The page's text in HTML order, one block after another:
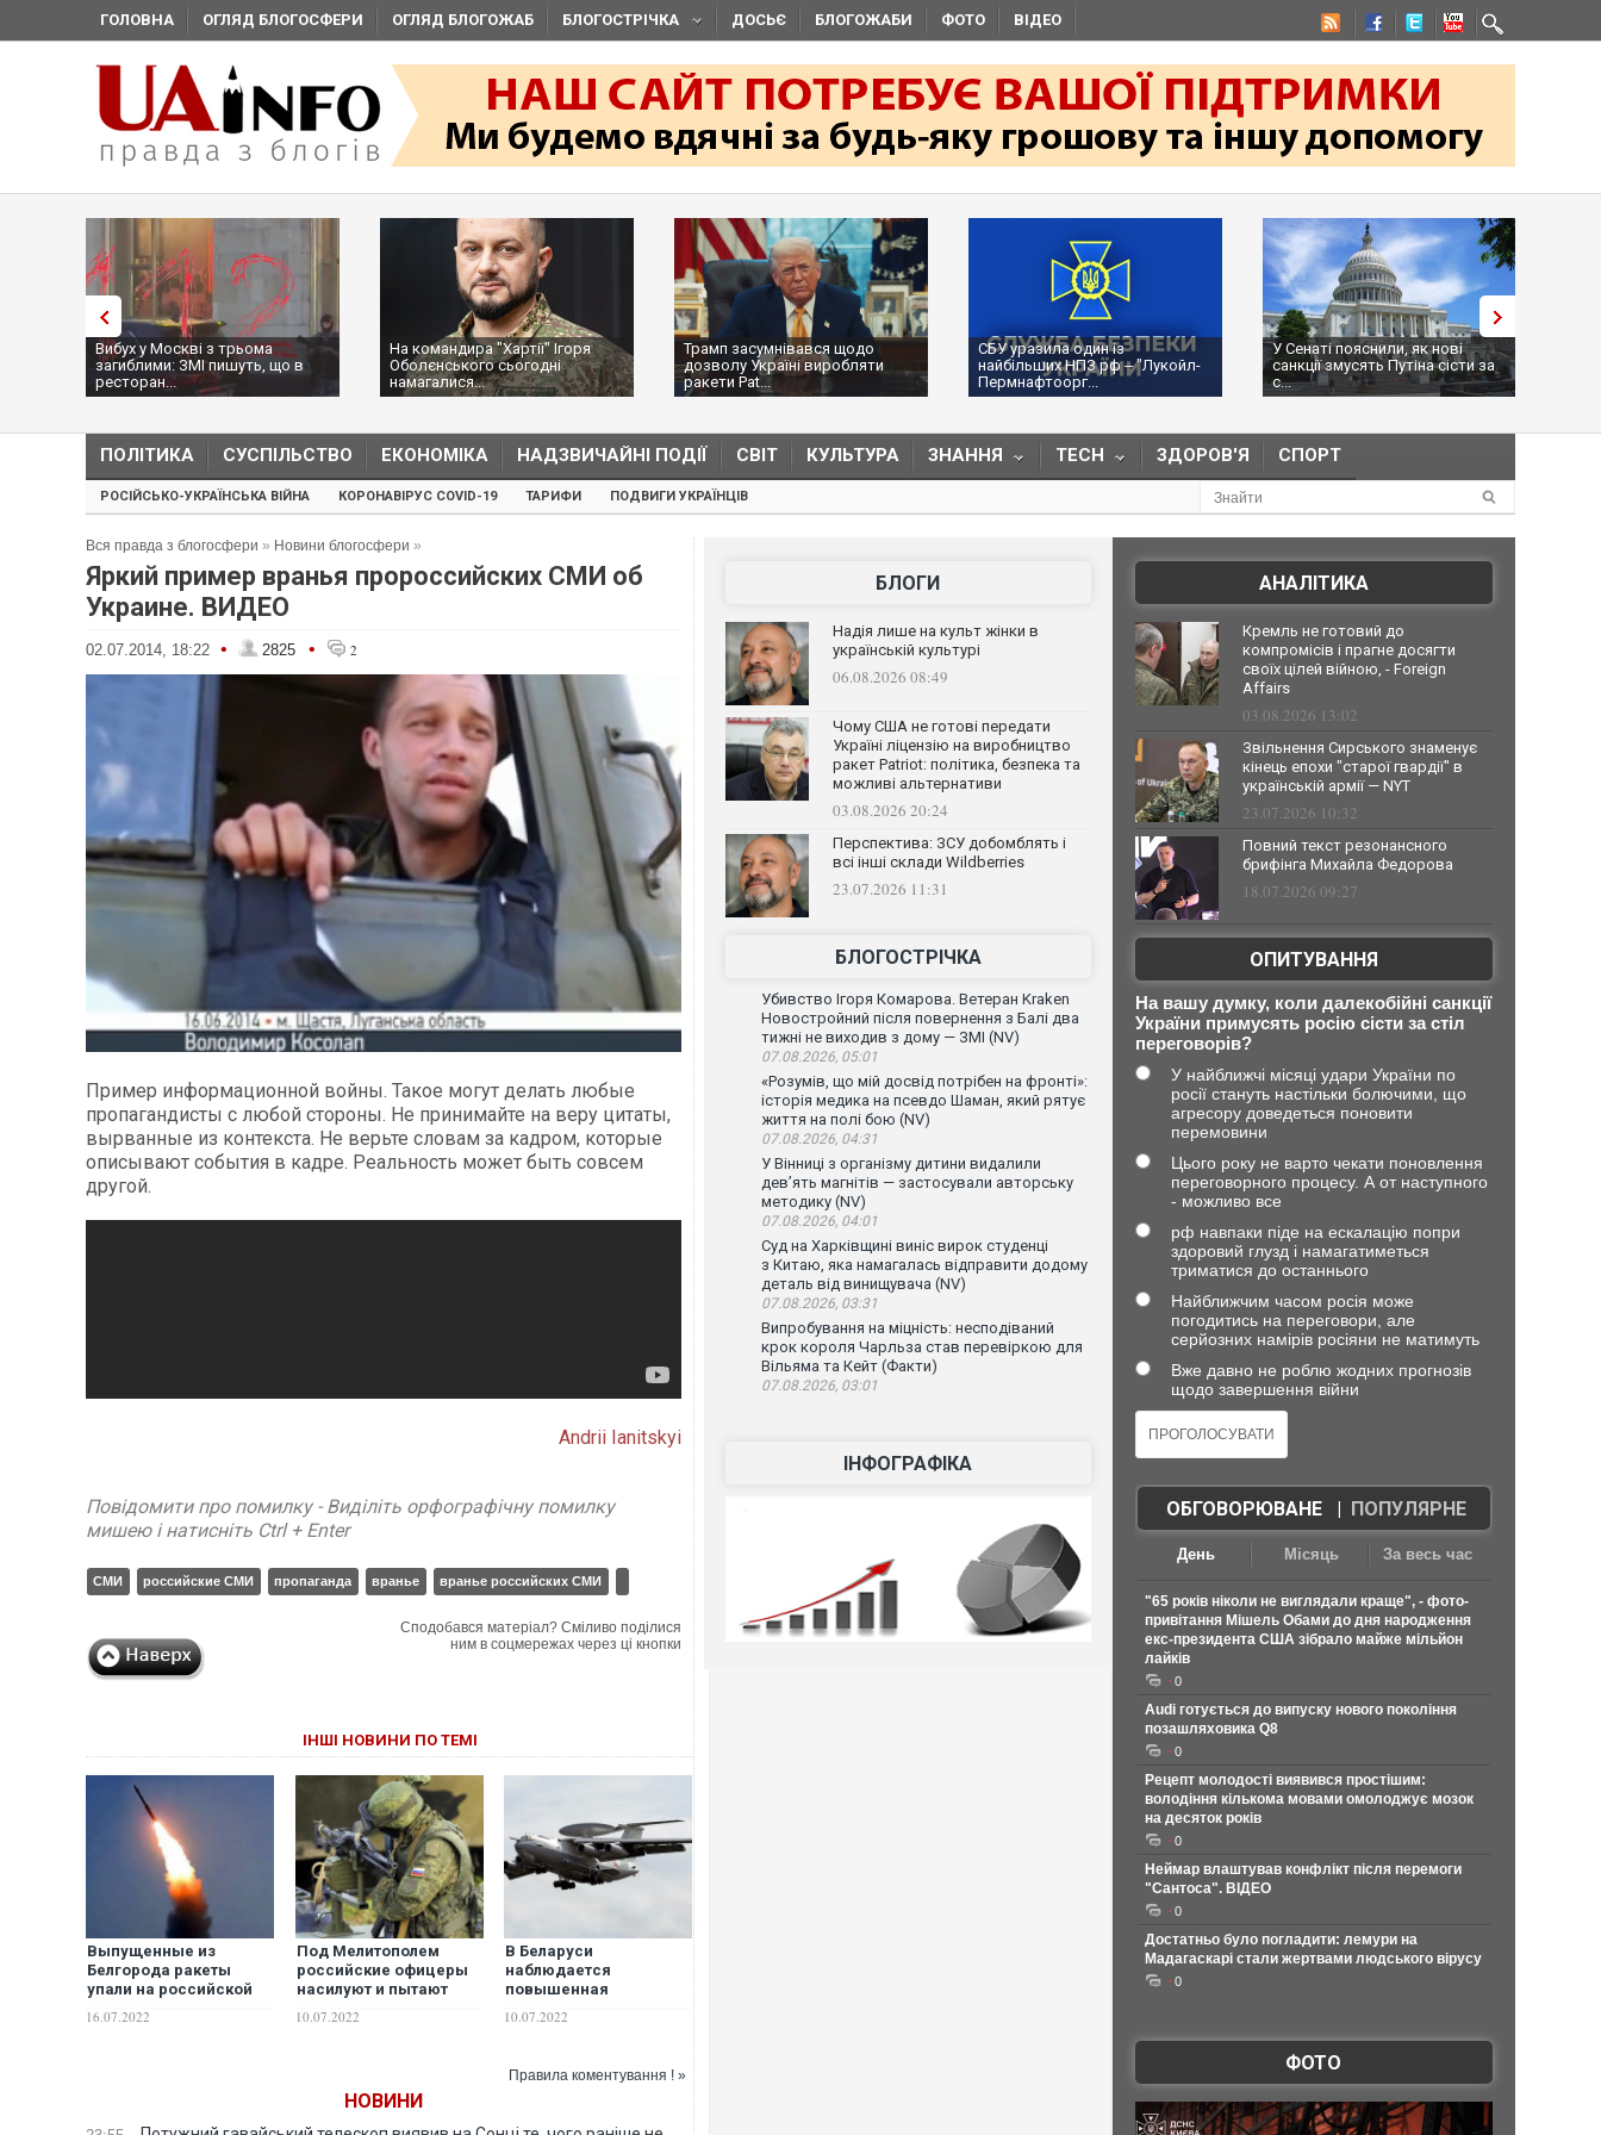
ГОЛОВНА ОГЛЯД БЛОГОСФЕРИ ОГЛЯД БЛОГОЖАБ БЛОГОСТРІЧКА ДОСЬЄ БЛОГОЖАБИ ФОТО ВІДЕО
Вибух у Москві з трьома
загиблими: ЗМІ пишуть, що в
ресторан...
На командира "Хартії" Ігоря
Оболєнського сьогодні
намагалися...
Трамп засумнівався щодо
дозволу Україні виробляти
ракети Pat...
СБУ уразила один із
найбільших НПЗ рф ‒ "Лукойл-
Пермнафтоорг...
У Сенаті пояснили, як нові
санкції змусять Путіна сісти за
с...
ПОЛІТИКА СУСПІЛЬСТВО ЕКОНОМІКА НАДЗВИЧАЙНІ ПОДІЇ СВІТ КУЛЬТУРА ЗНАННЯ TECH ЗДОРОВ'Я СПОРТ
РОСІЙСЬКО-УКРАЇНСЬКА ВІЙНА КОРОНАВІРУС COVID-19 ТАРИФИ ПОДВИГИ УКРАЇНЦІВ
Вся правда з блогосфери » Новини блогосфери »
Яркий пример вранья пророссийских СМИ об
Украине. ВИДЕО
02.07.2014, 18:22 • 2825 • 2
Пример информационной войны. Такое могут делать любые
пропагандисты с любой стороны. Не принимайте на веру цитаты,
вырванные из контекста. Не верьте словам за кадром, которые
описывают события в кадре. Реальность может быть совсем
другой.
Andrii Ianitskyi
Повідомити про помилку - Виділіть орфографічну помилку
мишею і натисніть Ctrl + Enter
СМИ российские СМИ пропаганда вранье вранье российских СМИ
Сподобався матеріал? Сміливо поділися
ним в соцмережах через ці кнопки
ІНШІ НОВИНИ ПО ТЕМІ
Выпущенные из
Белгорода ракеты
упали на российской
16.07.2022
Под Мелитополем
российские офицеры
насилуют и пытают
сжигают их трупы, –
10.07.2022
В Беларуси
наблюдается
повышенная
самолетов, – СМИ
10.07.2022
Правила коментування ! »
НОВИНИ
БЛОГИ
Надія лише на культ жінки в
українській культурі
06.08.2026 08:49
Чому США не готові передати
Україні ліцензію на виробництво
ракет Patriot: політика, безпека та
можливі альтернативи
03.08.2026 20:24
Перспектива: ЗСУ добомблять і
всі інші склади Wildberries
23.07.2026 11:31
БЛОГОСТРІЧКА
Убивство Ігоря Комарова. Ветеран Kraken
Новостройний після повернення з Балі два
тижні не виходив з дому — ЗМІ (NV)
07.08.2026, 05:01
«Розумів, що мій досвід потрібен на фронті»:
історія медика на псевдо Шаман, який рятує
життя на полі бою (NV)
07.08.2026, 04:31
У Вінниці з організму дитини видалили
дев’ять магнітів — застосували авторську
методику (NV)
07.08.2026, 04:01
Суд на Харківщині виніс вирок студенці
з Китаю, яка намагалась відправити додому
деталь від винищувача (NV)
07.08.2026, 03:31
Випробування на міцність: несподіваний
крок короля Чарльза став перевіркою для
Вільяма та Кейт (Факти)
07.08.2026, 03:01
ІНФОГРАФІКА
АНАЛІТИКА
Кремль не готовий до
компромісів і прагне досягти
своїх цілей війною, - Foreign
Affairs
03.08.2026 13:02
Звільнення Сирського знаменує
кінець епохи "старої гвардії" в
українській армії — NYT
23.07.2026 10:32
Повний текст резонансного
брифінга Михайла Федорова
18.07.2026 09:27
ОПИТУВАННЯ
На вашу думку, коли далекобійні санкції
України примусять росію сісти за стіл
переговорів?
У найближчі місяці удари України по
росії стануть настільки болючими, що
агресору доведеться поновити
перемовини
Цього року не варто чекати поновлення
переговорного процесу. А от наступного
- можливо все
рф навпаки піде на ескалацію попри
здоровий глузд і намагатиметься
триматися до останнього
Найближчим часом росія може
погодитись на переговори, але
серйозних намірів росіяни не матимуть
Вже давно не роблю жодних прогнозів
щодо завершення війни
ОБГОВОРЮВАНЕ| ПОПУЛЯРНЕ
День Місяць За весь час
"65 років ніколи не виглядали краще", - фото-
привітання Мішель Обами до дня народження
екс-президента США зібрало майже мільйон
лайків
0
Audi готується до випуску нового покоління
позашляховика Q8
0
Рецепт молодості виявився простішим:
володіння кількома мовами омолоджує мозок
на десяток років
0
Неймар влаштував конфлікт після перемоги
"Сантоса". ВІДЕО
0
Достатньо було погладити: лемури на
Мадагаскарі стали жертвами людського вірусу
0
ФОТО